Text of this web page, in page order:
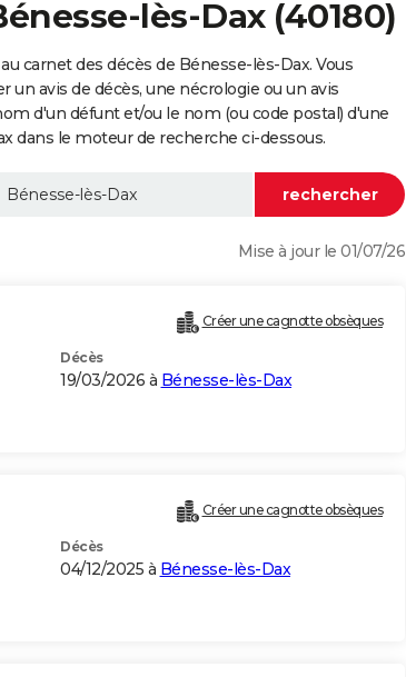
lès-Dax (40180)
carnet des décès de Bénesse-lès-Dax. Vous
un avis de décès, une nécrologie ou un avis
d'un défunt et/ou le nom (ou code postal) d'une
dans le moteur de recherche ci-dessous.
Mise à jour le 01/07/26
Créer une cagnotte obsèques
Décès
19/03/2026 à Bénesse-lès-Dax
Créer une cagnotte obsèques
Décès
04/12/2025 à Bénesse-lès-Dax